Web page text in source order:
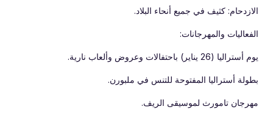
الازدحام: كثيف في جميع أنحاء البلاد.
الفعاليات والمهرجانات:
يوم أستراليا (26 يناير) باحتفالات وعروض وألعاب نارية.
بطولة أستراليا المفتوحة للتنس في ملبورن.
مهرجان تامورث لموسيقى الريف.